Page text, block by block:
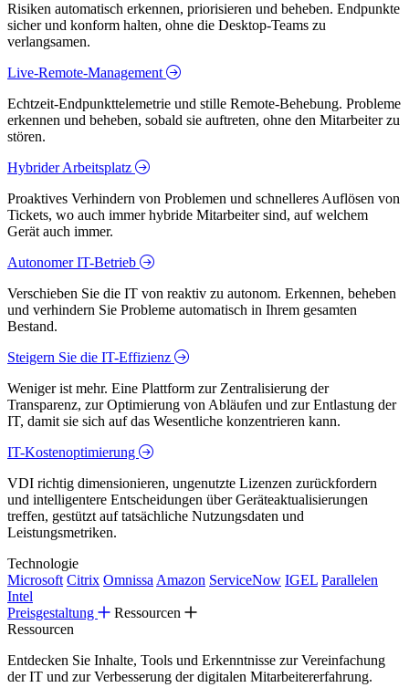
Risiken automatisch erkennen, priorisieren und beheben. Endpunkte
sicher und konform halten, ohne die Desktop-Teams zu
verlangsamen.
Live-Remote-Management
Echtzeit-Endpunkttelemetrie und stille Remote-Behebung. Probleme
erkennen und beheben, sobald sie auftreten, ohne den Mitarbeiter zu
stören.
Hybrider Arbeitsplatz
Proaktives Verhindern von Problemen und schnelleres Auflösen von
Tickets, wo auch immer hybride Mitarbeiter sind, auf welchem
Gerät auch immer.
Autonomer IT-Betrieb
Verschieben Sie die IT von reaktiv zu autonom. Erkennen, beheben
und verhindern Sie Probleme automatisch in Ihrem gesamten
Bestand.
Steigern Sie die IT-Effizienz
Weniger ist mehr. Eine Plattform zur Zentralisierung der
Transparenz, zur Optimierung von Abläufen und zur Entlastung der
IT, damit sie sich auf das Wesentliche konzentrieren kann.
IT-Kostenoptimierung
VDI richtig dimensionieren, ungenutzte Lizenzen zurückfordern
und intelligentere Entscheidungen über Geräteaktualisierungen
treffen, gestützt auf tatsächliche Nutzungsdaten und
Leistungsmetriken.
Technologie
Microsoft Citrix Omnissa Amazon ServiceNow IGEL Parallelen
Intel
Preisgestaltung
Ressourcen
Ressourcen
Entdecken Sie Inhalte, Tools und Erkenntnisse zur Vereinfachung
der IT und zur Verbesserung der digitalen Mitarbeitererfahrung.